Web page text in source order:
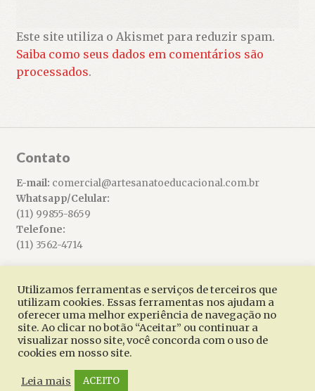
Este site utiliza o Akismet para reduzir spam.
Saiba como seus dados em comentários são
processados.
Contato
E-mail: comercial@artesanatoeducacional.com.br
Whatsapp/Celular:
(11) 99855-8659
Telefone:
(11) 3562-4714
© Artesanato Educacional 2026
Built with WooCommerce.
Utilizamos ferramentas e serviços de terceiros que
utilizam cookies. Essas ferramentas nos ajudam a
oferecer uma melhor experiência de navegação no
site. Ao clicar no botão “Aceitar” ou continuar a
visualizar nosso site, você concorda com o uso de
cookies em nosso site.
Leia mais ACEITO